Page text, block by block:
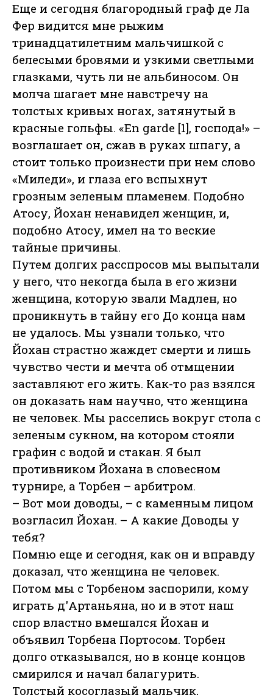
Еще и сегодня благородный граф де Ла
Фер видится мне рыжим
тринадцатилетним мальчишкой с
белесыми бровями и узкими светлыми
глазками, чуть ли не альбиносом. Он
молча шагает мне навстречу на
толстых кривых ногах, затянутый в
красные гольфы. «En garde [1], господа!» –
возглашает он, сжав в руках шпагу, а
стоит только произнести при нем слово
«Миледи», и глаза его вспыхнут
грозным зеленым пламенем. Подобно
Атосу, Йохан ненавидел женщин, и,
подобно Атосу, имел на то веские
тайные причины.
Путем долгих расспросов мы выпытали
у него, что некогда была в его жизни
женщина, которую звали Мадлен, но
проникнуть в тайну его До конца нам
не удалось. Мы узнали только, что
Йохан страстно жаждет смерти и лишь
чувство чести и мечта об отмщении
заставляют его жить. Как-то раз взялся
он доказать нам научно, что женщина
не человек. Мы расселись вокруг стола с
зеленым сукном, на котором стояли
графин с водой и стакан. Я был
противником Йохана в словесном
турнире, а Торбен – арбитром.
– Вот мои доводы, – с каменным лицом
возгласил Йохан. – А какие Доводы у
тебя?
Помню еще и сегодня, как он и вправду
доказал, что женщина не человек.
Потом мы с Торбеном заспорили, кому
играть д'Артаньяна, но и в этот наш
спор властно вмешался Йохан и
объявил Торбена Портосом. Торбен
долго отказывался, но в конце концов
смирился и начал балагурить.
Толстый косоглазый мальчик,